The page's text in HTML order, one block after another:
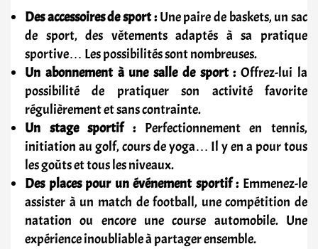
Des accessoires de sport :Une paire de baskets, un sac
de sport, des vêtements adaptés à sa pratique
sportive… Les possibilités sont nombreuses.
Un abonnement à une salle de sport : Offrez-lui la
possibilité de pratiquer son activité favorite
régulièrement et sans contrainte.
Un stage sportif : Perfectionnement en tennis,
initiation au golf, cours de yoga… Il y en a pour tous
les goûts et tous les niveaux.
Des places pour un événement sportif : Emmenez-le
assister à un match de football, une compétition de
natation ou encore une course automobile. Une
expérience inoubliable à partager ensemble.